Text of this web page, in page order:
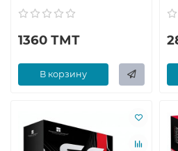
1360 ТМТ
В корзину